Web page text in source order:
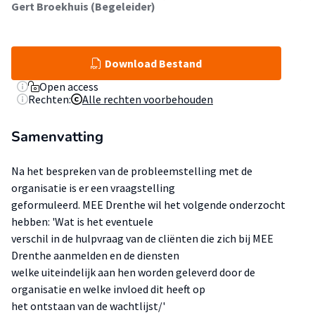
Gert Broekhuis (Begeleider)
Download Bestand
Open access
Rechten:
Alle rechten voorbehouden
Samenvatting
Na het bespreken van de probleemstelling met de
organisatie is er een vraagstelling
geformuleerd. MEE Drenthe wil het volgende onderzocht
hebben: 'Wat is het eventuele
verschil in de hulpvraag van de cliënten die zich bij MEE
Drenthe aanmelden en de diensten
welke uiteindelijk aan hen worden geleverd door de
organisatie en welke invloed dit heeft op
het ontstaan van de wachtlijst/'